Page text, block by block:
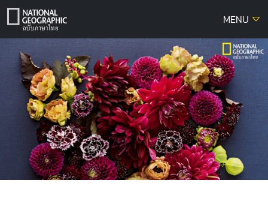
Skip
MENU